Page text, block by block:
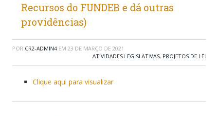
Recursos do FUNDEB e dá outras
providências)
POR CR2-ADMIN4 EM 23 DE MARÇO DE 2021
ATIVIDADES LEGISLATIVAS, PROJETOS DE LEI
Clique aqui para visualizar